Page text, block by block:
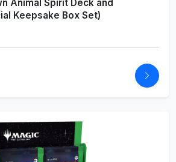
Animal Spirit Deck and
Keepsake Box Set)